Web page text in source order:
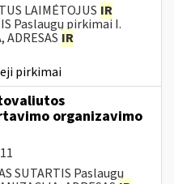
LAIMĖTOJUS IR
Paslaugų pirkimai I.
IR
pirkimai
organizavimo
SUTARTIS Paslaugų